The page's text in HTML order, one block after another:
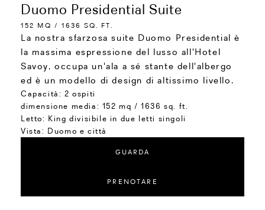
Duomo Presidential Suite
152 MQ / 1636 SQ. FT.
La nostra sfarzosa suite Duomo Presidential è
la massima espressione del lusso all'Hotel
Savoy, occupa un'ala a sé stante dell'albergo
ed è un modello di design di altissimo livello.
Capacità: 2 ospiti
dimensione media: 152 mq / 1636 sq. ft.
Letto: King divisibile in due letti singoli
Vista: Duomo e città
GUARDA
PRENOTARE